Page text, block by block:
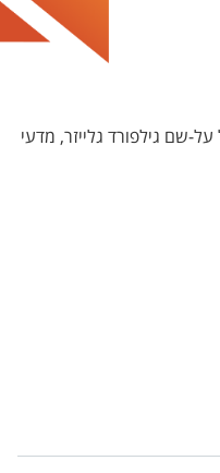
על-שם גילפורד גלייזר, מדעי